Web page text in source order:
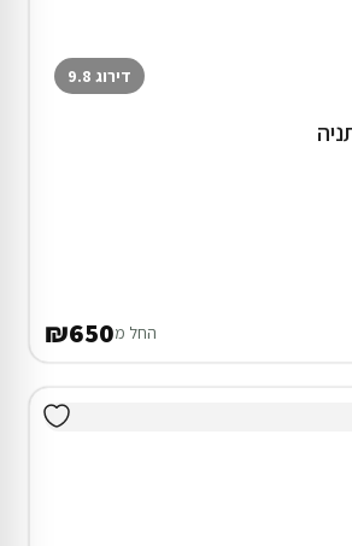
דירוג 9.8
החל מ₪650